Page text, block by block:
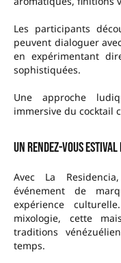
Les participants
peuvent dialoguer
en expérimentant
sophistiquées.
Une approche
immersive du cocktail
Un rendez-vous
Avec La
événement de
expérience
mixologie, cette
traditions
temps.